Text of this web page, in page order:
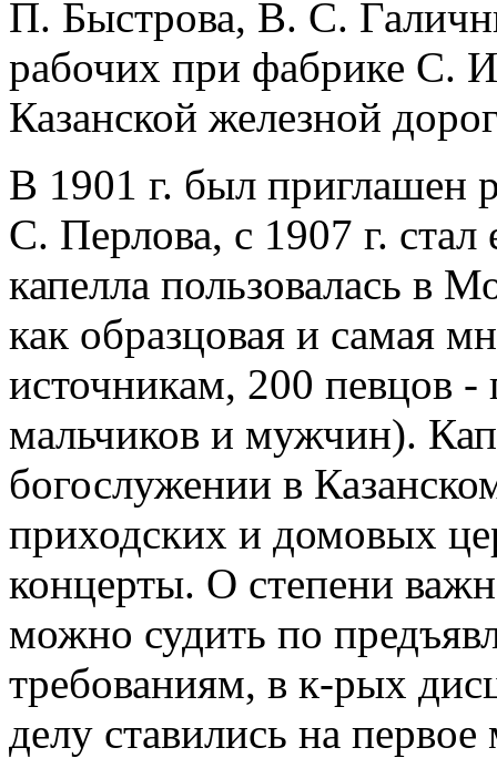
П. Быстрова, В. С.
рабочих при фабрике С.
Казанской железной
В 1901 г. был приглашен
С. Перлова, с 1907 г.
капелла пользовалась в
как образцовая и самая
источникам, 200 певцов
мальчиков и мужчин).
богослужении в
приходских и домовых
концерты. О степени
можно судить по
требованиям, в к-рых
делу ставились на первое